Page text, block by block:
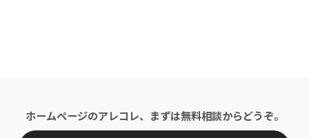
ホームページのアレコレ、まずは無料相談からどうぞ。